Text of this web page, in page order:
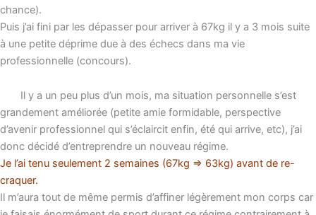
chance).
Puis j’ai fini par les dépasser pour arriver à 67kg il y a 3 mois suite
à une petite déprime due à des échecs dans ma vie
professionnelle (concours).
Il y a un peu plus d’un mois, ma situation personnelle s’est
grandement améliorée (petite amie formidable, perspective
d’avenir professionnel qui s’éclaircit enfin, été qui arrive, etc), j’ai
donc décidé d’entreprendre un nouveau régime.
Je l’ai tenu seulement 2 semaines (67kg => 63kg) avant de re-
craquer.
Il m’aura tout de même permis d’affiner légèrement mon corps car